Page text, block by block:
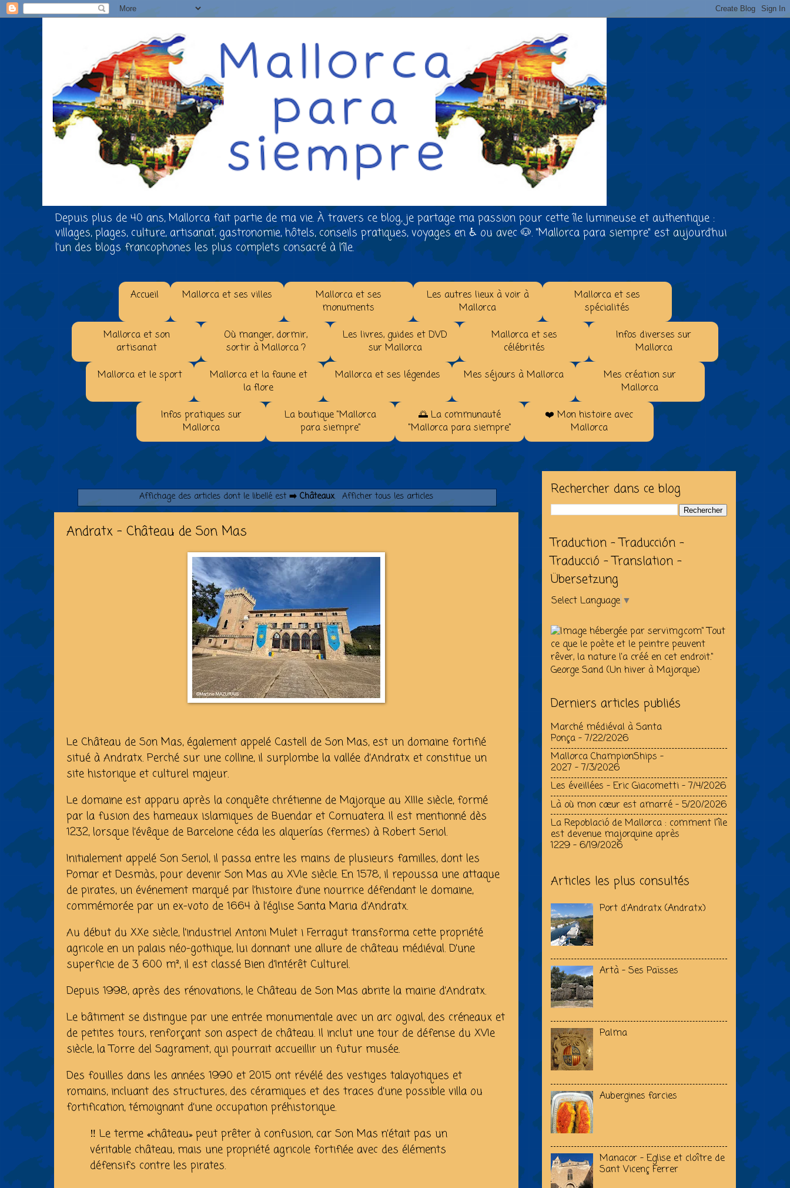
Depuis plus de 40 ans, Mallorca fait partie de ma vie. À travers ce blog, je partage ma passion pour cette île lumineuse et authentique :
villages, plages, culture, artisanat, gastronomie, hôtels, conseils pratiques, voyages en ♿ ou avec 🐶. "Mallorca para siempre" est aujourd’hui
l’un des blogs francophones les plus complets consacré à l’île.
Accueil Mallorca et ses villes
Mallorca et ses
monuments
Les autres lieux à voir à
Mallorca
Mallorca et ses
spécialités
Mallorca et son
artisanat
Où manger, dormir,
sortir à Mallorca ?
Les livres, guides et DVD
sur Mallorca
Mallorca et ses
célébrités
Infos diverses sur
Mallorca
Mallorca et le sport
Mallorca et la faune et
la flore
Mallorca et ses légendes Mes séjours à Mallorca
Mes création sur
Mallorca
Infos pratiques sur
Mallorca
La boutique "Mallorca
para siempre"
🌅 La communauté
"Mallorca para siempre"
❤️ Mon histoire avec
Mallorca
Affichage des articles dont le libellé est➡️ Châteaux. Afficher tous les articles
Andratx - Château de Son Mas
Le Château de Son Mas, également appelé Castell de Son Mas, est un domaine fortifié
situé à Andratx. Perché sur une colline, il surplombe la vallée d’Andratx et constitue un
site historique et culturel majeur.
Le domaine est apparu après la conquête chrétienne de Majorque au XIIIe siècle, formé
par la fusion des hameaux islamiques de Buendar et Cornuatera. Il est mentionné dès
1232, lorsque l’évêque de Barcelone céda les alquerías (fermes) à Robert Seriol.
Initialement appelé Son Seriol, il passa entre les mains de plusieurs familles, dont les
Pomar et Desmàs, pour devenir Son Mas au XVIe siècle. En 1578, il repoussa une attaque
de pirates, un événement marqué par l’histoire d’une nourrice défendant le domaine,
commémorée par un ex-voto de 1664 à l’église Santa Maria d’Andratx.
Au début du XXe siècle, l’industriel Antoni Mulet i Ferragut transforma cette propriété
agricole en un palais néo-gothique, lui donnant une allure de château médiéval. D’une
superficie de 3 600 m², il est classé Bien d’Intérêt Culturel.
Depuis 1998, après des rénovations, le Château de Son Mas abrite la mairie d’Andratx.
Le bâtiment se distingue par une entrée monumentale avec un arc ogival, des créneaux et
de petites tours, renforçant son aspect de château. Il inclut une tour de défense du XVIe
siècle, la Torre del Sagrament, qui pourrait accueillir un futur musée.
Des fouilles dans les années 1990 et 2015 ont révélé des vestiges talayotiques et
romains, incluant des structures, des céramiques et des traces d’une possible villa ou
fortification, témoignant d’une occupation préhistorique.
‼️ Le terme «château» peut prêter à confusion, car Son Mas n’était pas un
véritable château, mais une propriété agricole fortifiée avec des éléments
défensifs contre les pirates.
Rechercher dans ce blog
Traduction - Traducción -
Traducció - Translation -
Übersetzung
Select Language ▼
" Tout
ce que le poète et le peintre peuvent
rêver, la nature l'a créé en cet endroit."
George Sand (Un hiver à Majorque)
Derniers articles publiés
Marché médiéval à Santa
Ponça - 7/22/2026
Mallorca ChampionShips –
2027 - 7/3/2026
Les éveillées - Eric Giacometti - 7/4/2026
Là où mon cœur est amarré - 5/20/2026
La Repoblació de Mallorca : comment l’île
est devenue majorquine après
1229 - 6/19/2026
Articles les plus consultés
Port d'Andratx (Andratx)
Artà - Ses Païsses
Palma
Aubergines farcies
Manacor - Eglise et cloître de
Sant Vicenç Ferrer